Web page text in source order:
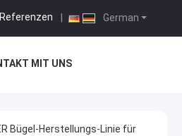
German
Referenzen
MIT UNS
Bügel-Herstellungs-Linie für